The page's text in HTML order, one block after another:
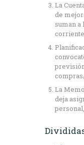
La
de
suman
La
deja